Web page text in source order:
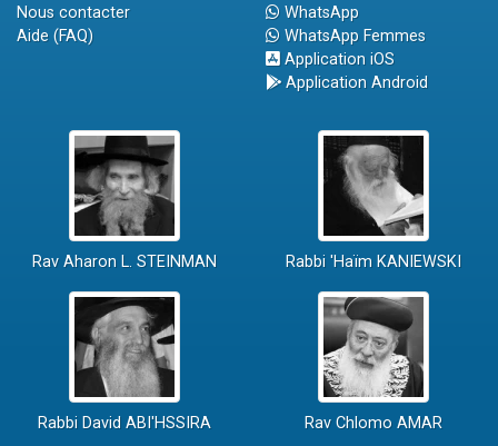
Nous contacter
Aide (FAQ)
WhatsApp
WhatsApp Femmes
Application iOS
Application Android
Rav Aharon L. STEINMAN Rabbi 'Haïm KANIEWSKI
Rabbi David ABI'HSSIRA Rav Chlomo AMAR